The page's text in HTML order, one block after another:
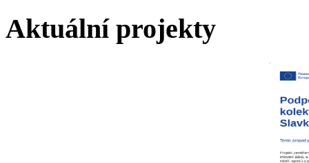
Aktuální projekty